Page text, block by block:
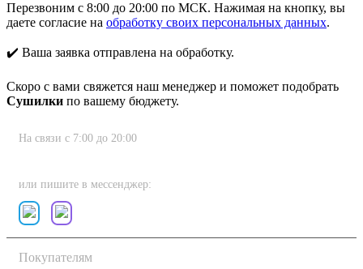
Перезвоним с 8:00 до 20:00 по МСК. Нажимая на кнопку, вы
даете согласие на обработку своих персональных данных.
✔️ Ваша заявка отправлена на обработку.
Скоро с вами свяжется наш менеджер и поможет подобрать
Сушилки по вашему бюджету.
На связи с 7:00 до 20:00
или пишите в мессенджер:
Покупателям